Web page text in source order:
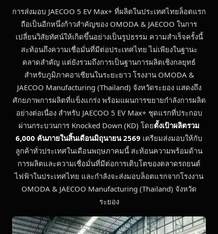
การส่งมอบ JAECOO 5 EV Max+ ที่ผลิตในประเทศไทยล็อตแรก
ถือเป็นอีกหนึ่งก้าวสำคัญของ OMODA & JAECOO ในการ
เปลี่ยนวิสัยทัศน์ให้เกิดขึ้นอย่างเป็นรูปธรรม ความสำเร็จครั้งนี้
สะท้อนถึงความเชื่อมั่นที่มีต่อประเทศไทย ไม่เพียงในฐานะ
ตลาดสำคัญ แต่ยังรวมถึงการเป็นฐานการผลิตเชิงกลยุทธ์
สำหรับภูมิภาคอาเซียนในระยะยาว โรงงาน OMODA &
JAECOO Manufacturing (Thailand) จังหวัดระยอง แสดงถึง
ศักยภาพการผลิตที่แข็งแกร่ง พร้อมแผนการขยายกำลังการผลิต
อย่างต่อเนื่อง สำหรับ JAECOO 5 EV Max+ ชุดแรกที่ประกอบ
ผ่านกระบวนการ Knocked Down (KD) โดยตั้งเป้าผลิตรวม
6,000 คันภายในสิ้นเดือนมิถุนายน 2569 เตรียมส่งมอบให้กับ
ลูกค้าทั่วประเทศในเดือนพฤษภาคมนี้ สะท้อนความพร้อมด้าน
การผลิตและความเชื่อมั่นที่มีต่อการเติบโตของตลาดรถยนต์
ไฟฟ้าในประเทศไทย และกำลังจะส่งมอบล็อตแรกจากโรงงาน
OMODA & JAECOO Manufacturing (Thailand) จังหวัด
ระยอง